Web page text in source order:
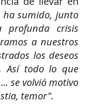
ha sumido, junto
crisis
a nuestros
los deseos
Así todo lo que
se volvió motivo
temor".